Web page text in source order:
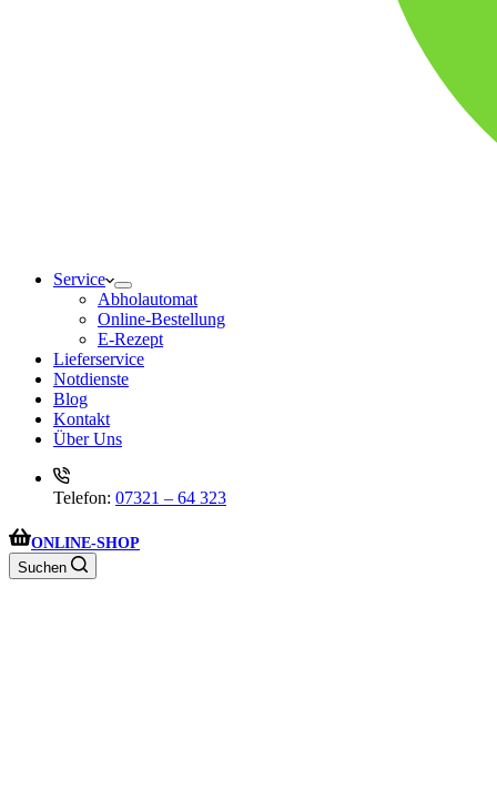
Service
Abholautomat
Online-Bestellung
E-Rezept
Lieferservice
Notdienste
Blog
Kontakt
Über Uns
Telefon: 07321 – 64 323
ONLINE-SHOP
Suchen